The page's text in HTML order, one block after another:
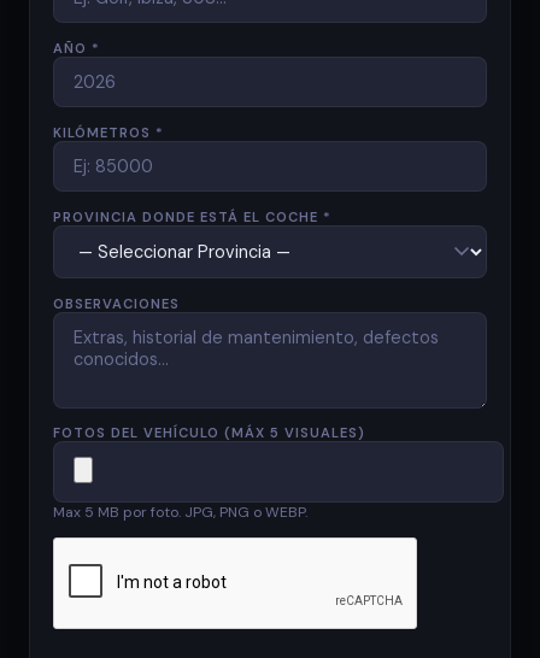
AÑO *
KILÓMETROS *
PROVINCIA DONDE ESTÁ EL COCHE *
OBSERVACIONES
FOTOS DEL VEHÍCULO (MÁX 5 VISUALES)
Max 5 MB por foto. JPG, PNG o WEBP.